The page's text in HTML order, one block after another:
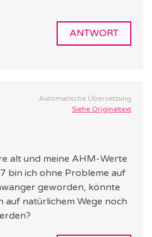
ANTWORT
Automatische Übersetzung
Siehe Originaltext
alt und meine AHM-Werte
bin ich ohne Probleme auf
geworden, könnte
auf natürlichem Wege noch